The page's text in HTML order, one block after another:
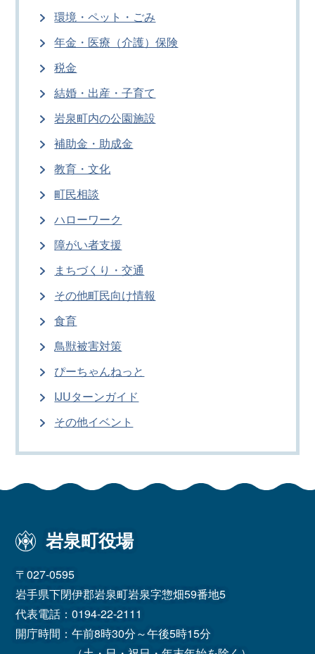
環境・ペット・ごみ
年金・医療（介護）保険
税金
結婚・出産・子育て
岩泉町内の公園施設
補助金・助成金
教育・文化
町民相談
ハローワーク
障がい者支援
まちづくり・交通
その他町民向け情報
食育
鳥獣被害対策
ぴーちゃんねっと
IJUターンガイド
その他イベント
岩泉町役場
〒027-0595
岩手県下閉伊郡岩泉町岩泉字惣畑59番地5
代表電話：0194-22-2111
開庁時間：午前8時30分～午後5時15分